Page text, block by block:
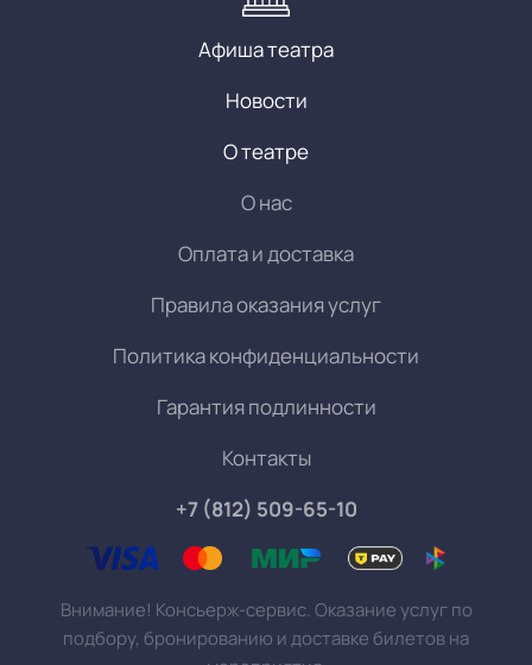
Афиша театра
Новости
О театре
О нас
Оплата и доставка
Правила оказания услуг
Политика конфиденциальности
Гарантия подлинности
Контакты
+7 (812) 509-65-10
Внимание! Консьерж-сервис. Оказание услуг по
подбору, бронированию и доставке билетов на